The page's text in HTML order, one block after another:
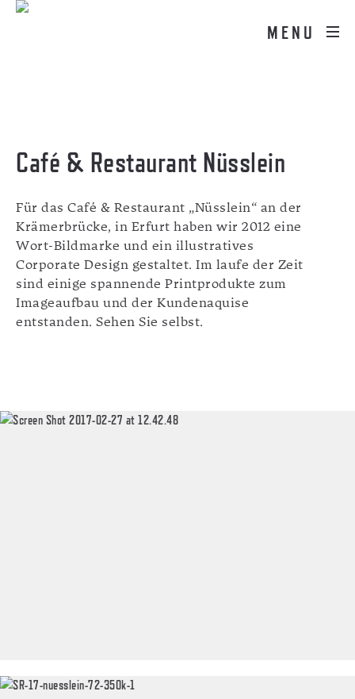
MENU
Café & Restaurant Nüsslein
Für das Café & Restaurant „Nüsslein“ an der
Krämerbrücke, in Erfurt haben wir 2012 eine
Wort-Bildmarke und ein illustratives
Corporate Design gestaltet. Im laufe der Zeit
sind einige spannende Printprodukte zum
Imageaufbau und der Kundenaquise
entstanden. Sehen Sie selbst.